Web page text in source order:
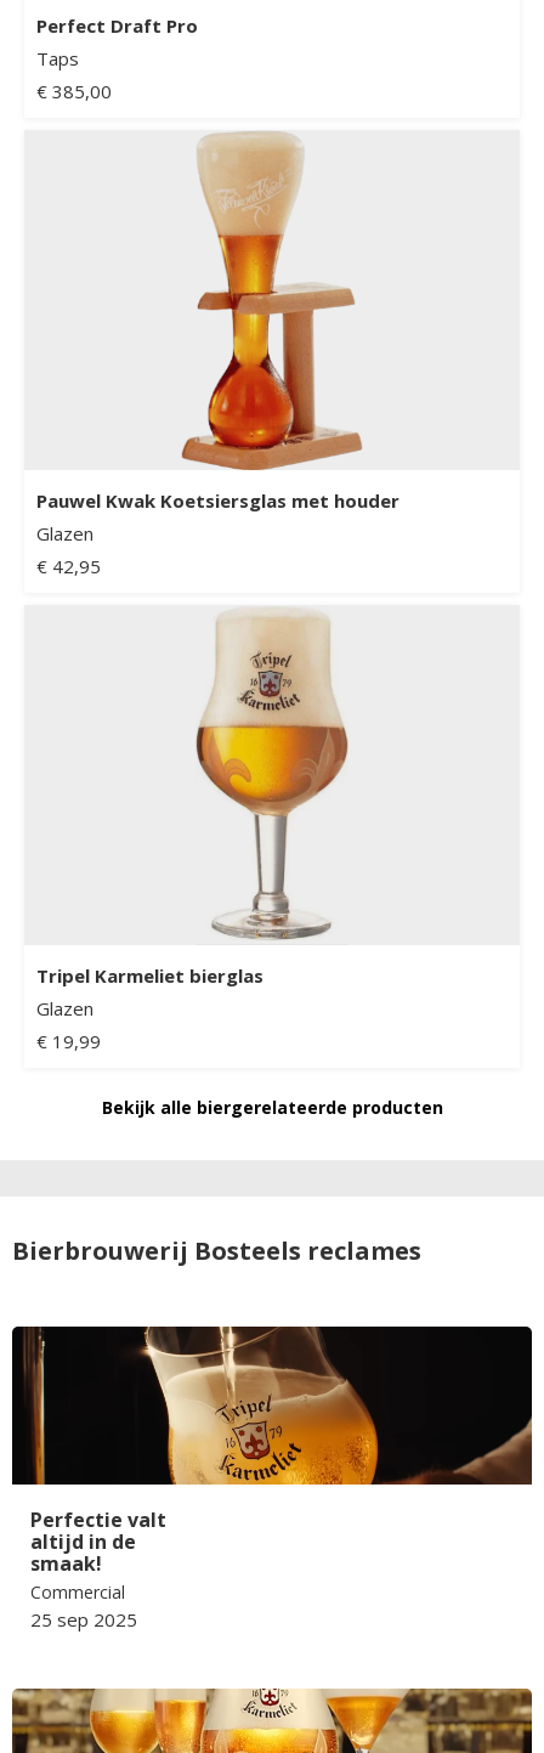
Perfect Draft Pro
Taps
€ 385,00
Pauwel Kwak Koetsiersglas met houder
Glazen
€ 42,95
Tripel Karmeliet bierglas
Glazen
€ 19,99
Bekijk alle biergerelateerde producten
Bierbrouwerij Bosteels reclames
Perfectie valt
altijd in de
smaak!
Commercial
25 sep 2025